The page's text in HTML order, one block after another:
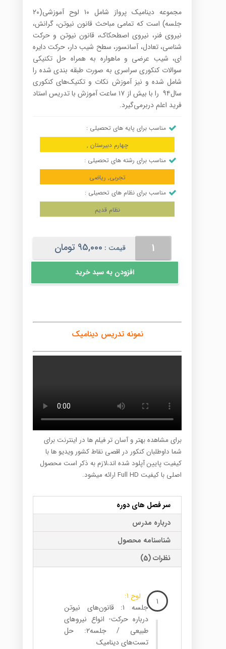
مجموعه دینامیک پرواز شامل ۱۰ لوح آموزشی(۲۰
جلسه) است که تمامی مباحث قانون نیوتن، گرانش،
نیروی فنر، نیروی اصطحکاک، قانون نیوتن و حرکت
شناسی، تعادل، آسانسور، سطح شیب دار، حرکت دایره
ای، شیب عرضی و ماهواره به همراه حل تکنیکی
سوالات کنکوری سراسری به صورت طبقه بندی شده را
شامل شده و نیز آموزش نکات و تکنیک‌های کنکوری
سال۹۴ را با بیش از ۱۷ ساعت آموزش با تدریس استاد
فرید اعلم دربرمی‌گیرد.
مناسب برای پایه های تحصیلی :
چهارم دبیرستان ,
مناسب برای رشته های تحصیلی :
تجربی, ریاضی
مناسب برای نظام های تحصیلی :
نظام قدیم
قیمت : 95,000 تومان
افزودن به سبد خرید
نمونه تدریس دینامیک
برای مشاهده بهتر و آسان تر فیلم ها در اینترنت برای
شما داوطلبان کنکور در اقصی نقاط کشور ویدیو ها با
کیفیت پایین آپلود شده اند،لازم به ذکر است محصول
اصلی با کیفیت Full HD ارائه میشود.
سر فصل های دوره
درباره مدرس
شناسنامه محصول
نظرات (5)
1
لوح 1:
جلسه ۱: قانون‌های نیوتن
درباره حرکت- انواع نیروهای
طبیعی / جلسه۲: حل
تست‌های دینامیک